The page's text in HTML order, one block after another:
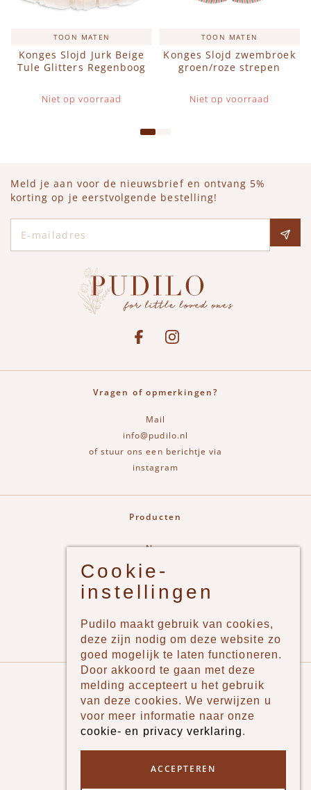
TOON MATEN
Konges Slojd Jurk Beige
Tule Glitters Regenboog
Niet op voorraad
TOON MATEN
Konges Slojd zwembroek
groen/roze strepen
Niet op voorraad
Meld je aan voor de nieuwsbrief en ontvang 5%
korting op je eerstvolgende bestelling!
See our FacebookBekijk onze Instagram pagina
Vragen of opmerkingen?
Mail
info@pudilo.nl
of stuur ons een berichtje via
instagram
Producten
New
Jongens
Meisjes
Merken
Pudilo
Over ons
Algemene voorwaarden
Cookie-
instellingen
Pudilo maakt gebruik van cookies,
deze zijn nodig om deze website zo
goed mogelijk te laten functioneren.
Door akkoord te gaan met deze
melding accepteert u het gebruik
van deze cookies. We verwijzen u
voor meer informatie naar onze
cookie- en privacy verklaring.
ACCEPTEREN